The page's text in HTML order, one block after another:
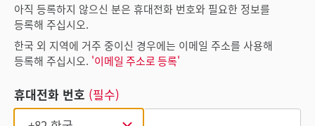
아직 등록하지 않으신 분은 휴대전화 번호와 필요한 정보를
등록해 주십시오.
한국 외 지역에 거주 중이신 경우에는 이메일 주소를 사용해
등록해 주십시오. '이메일 주소로 등록'
휴대전화 번호 (필수)